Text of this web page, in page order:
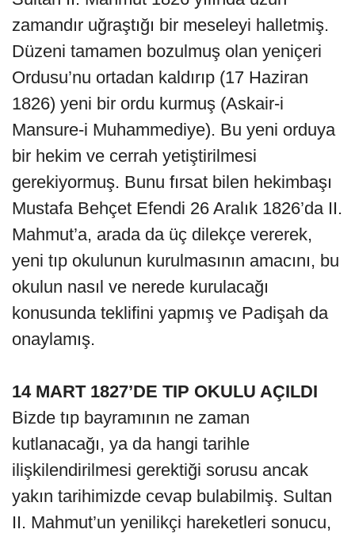
zamandır uğraştığı bir meseleyi halletmiş.
Düzeni tamamen bozulmuş olan yeniçeri
Ordusu’nu ortadan kaldırıp (17 Haziran
1826) yeni bir ordu kurmuş (Askair-i
Mansure-i Muhammediye). Bu yeni orduya
bir hekim ve cerrah yetiştirilmesi
gerekiyormuş. Bunu fırsat bilen hekimbaşı
Mustafa Behçet Efendi 26 Aralık 1826’da II.
Mahmut’a, arada da üç dilekçe vererek,
yeni tıp okulunun kurulmasının amacını, bu
okulun nasıl ve nerede kurulacağı
konusunda teklifini yapmış ve Padişah da
onaylamış.
14 MART 1827’DE TIP OKULU AÇILDI
Bizde tıp bayramının ne zaman
kutlanacağı, ya da hangi tarihle
ilişkilendirilmesi gerektiği sorusu ancak
yakın tarihimizde cevap bulabilmiş. Sultan
II. Mahmut’un yenilikçi hareketleri sonucu,